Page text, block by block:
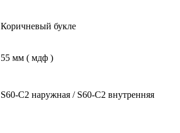
Коричневый букле
55 мм ( мдф )
S60-C2 наружная / S60-C2 внутренняя